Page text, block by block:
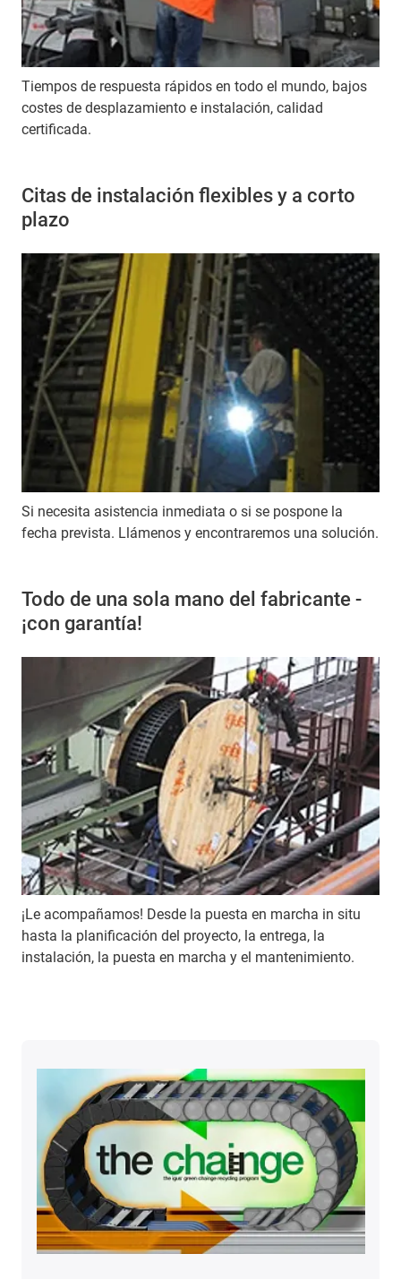
Tiempos de respuesta rápidos en todo el mundo, bajos
costes de desplazamiento e instalación, calidad
certificada.
Citas de instalación flexibles y a corto
plazo
Si necesita asistencia inmediata o si se pospone la
fecha prevista. Llámenos y encontraremos una solución.
Todo de una sola mano del fabricante -
¡con garantía!
¡Le acompañamos! Desde la puesta en marcha in situ
hasta la planificación del proyecto, la entrega, la
instalación, la puesta en marcha y el mantenimiento.